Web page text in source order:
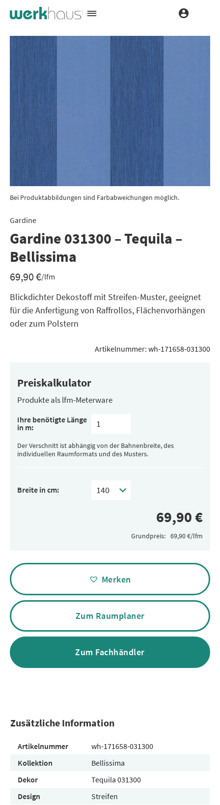
Bei Produktabbildungen sind Farbabweichungen möglich.
Gardine
Gardine 031300 – Tequila –
Bellissima
69,90€/lfm
Blickdichter Dekostoff mit Streifen-Muster, geeignet
für die Anfertigung von Raffrollos, Flächenvorhängen
oder zum Polstern
Artikelnummer: wh-171658-031300
Preiskalkulator
Produkte als lfm-Meterware
Ihre benötigte Länge
in m:
Der Verschnitt ist abhängig von der Bahnenbreite, des
individuellen Raumformats und des Musters.
Breite in cm:
Grundpreis:
Alternative:
Merken
Zum Raumplaner
Zum Fachhändler
Zusätzliche Information
Artikelnummer
wh-171658-031300
Kollektion
Bellissima
Dekor
Tequila 031300
Design
Streifen